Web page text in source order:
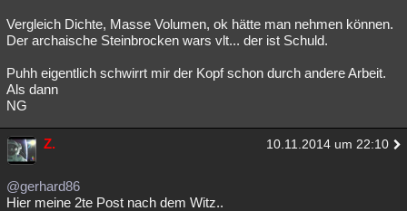
Vergleich Dichte, Masse Volumen, ok hätte man nehmen können.
Der archaische Steinbrocken wars vlt... der ist Schuld.
Puhh eigentlich schwirrt mir der Kopf schon durch andere Arbeit.
Als dann
NG
Z. 10.11.2014 um 22:10
@gerhard86
Hier meine 2te Post nach dem Witz..